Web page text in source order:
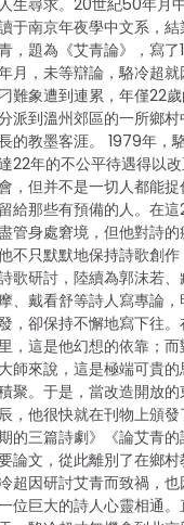
人生尋求。20世紀50年月
于南京年夜學中文系，
，題為《艾青論》，寫了
月，未等辯論，駱冷超
難象遭到連累，年僅22
派到溫州郊區的一所鄉
的教墨客涯。 1979年，
22年的不公平待遇得以
，但并不是一切人都能
留給那些有預備的人。在
管身處窘境，但他對詩的
不只默默地保持詩歌創
歌研討，陸續為郭沫若
、戴看舒等詩人寫專論
，卻保持不懈地寫下往。
，這是他幻想的依靠；
大師來說，這是極端可貴
聚。于是，當改造開放
，他很快就在刊物上頒
的三篇詩劇》《論艾青
論文，從此離別了在鄉
超因研討艾青而致禍，
位巨大的詩人心靈相通